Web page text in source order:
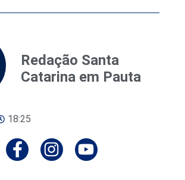
Redação Santa
Catarina em Pauta
18:25